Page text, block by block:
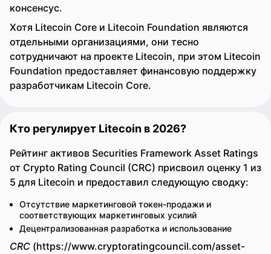
консенсус.
Хотя Litecoin Core и Litecoin Foundation являются
отдельными организациями, они тесно
сотрудничают на проекте Litecoin, при этом Litecoin
Foundation предоставляет финансовую поддержку
разработчикам Litecoin Core.
Кто регулирует Litecoin в 2026?
Рейтинг активов Securities Framework Asset Ratings
от Crypto Rating Council (CRC) присвоил оценку 1 из
5 для Litecoin и предоставил следующую сводку:
Отсутствие маркетинговой токен-продажи и
соответствующих маркетинговых усилий
Децентрализованная разработка и использование
CRC (https://www.cryptoratingcouncil.com/asset-